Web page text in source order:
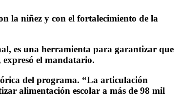
la niñez y con el fortalecimiento de la
es una herramienta para garantizar que
el mandatario.
del programa. “La articulación
alimentación escolar a más de 98 mil